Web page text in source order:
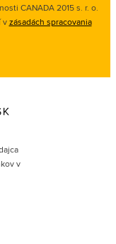
CANADA 2015 s. r. o.
vzásadách spracovania
v